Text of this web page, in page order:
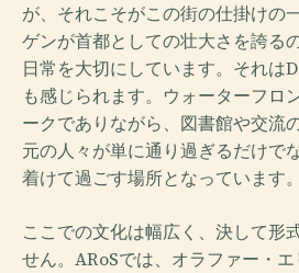
が、それこそがこの街の仕掛けの
ゲンが首都としての壮大さを誇る
日常を大切にしています。それは
も感じられます。ウォーターフロ
ークでありながら、図書館や交流
元の人々が単に通り過ぎるだけで
着けて過ごす場所となっています。
ここでの文化は幅広く、決して形
せん。ARoSでは、オラファー・